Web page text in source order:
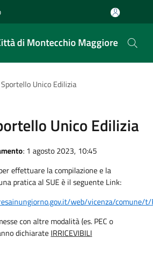
di Montecchio Maggiore
Unico Edilizia
Unico Edilizia
: 1 agosto 2023, 10:45
effettuare la compilazione e la
pratica al SUE è il seguente Link:
web/vicenza/comune/
con altre modalità (es. PEC o
dichiarate IRRICEVIBILI